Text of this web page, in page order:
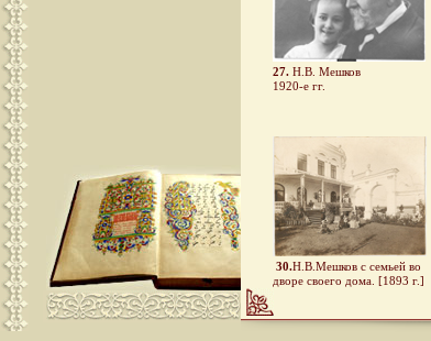
27. Н.В. Мешков
1920-е гг.
30.Н.В.Мешков с семьей во
дворе своего дома. [1893 г.]